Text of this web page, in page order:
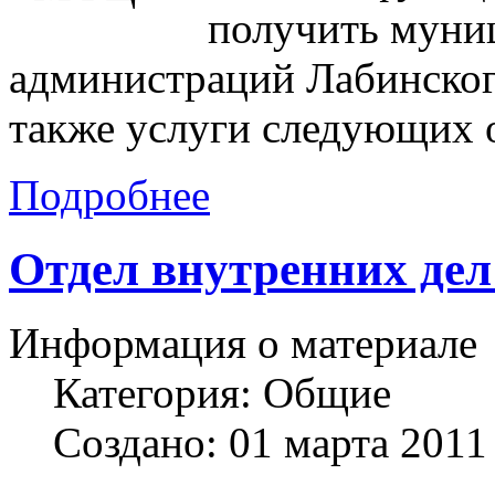
получить
администраций
также услуги следующих
Подробнее
Отдел внутренних
Информация о материале
Категория: Общие
Создано: 01 марта 2011